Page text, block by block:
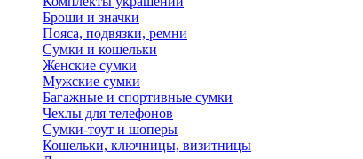
Броши и значки
Пояса, подвязки, ремни
Сумки и кошельки
Женские сумки
Мужские сумки
Багажные и спортивные сумки
Чехлы для телефонов
Сумки-тоут и шоперы
Кошельки, ключницы, визитницы